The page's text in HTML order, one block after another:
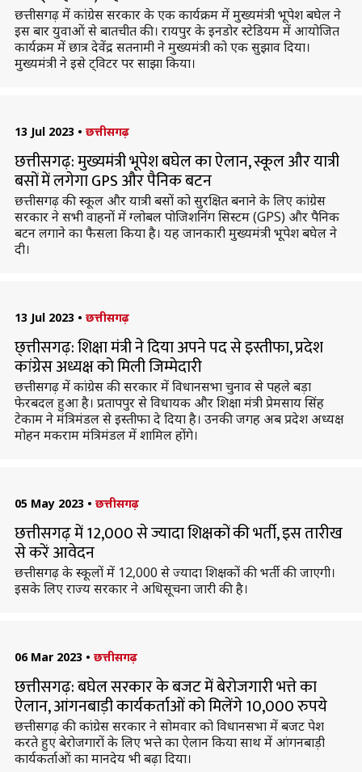
छत्तीसगढ़ में कांग्रेस सरकार के एक कार्यक्रम में मुख्यमंत्री भूपेश बघेल ने
इस बार युवाओं से बातचीत की। रायपुर के इनडोर स्टेडियम में आयोजित
कार्यक्रम में छात्र देवेंद्र सतनामी ने मुख्यमंत्री को एक सुझाव दिया।
मुख्यमंत्री ने इसे ट्विटर पर साझा किया।
13 Jul 2023 • छत्तीसगढ़
छत्तीसगढ़: मुख्यमंत्री भूपेश बघेल का ऐलान, स्कूल और यात्री
बसों में लगेगा GPS और पैनिक बटन
छत्तीसगढ़ की स्कूल और यात्री बसों को सुरक्षित बनाने के लिए कांग्रेस
सरकार ने सभी वाहनों में ग्लोबल पोजिशनिंग सिस्टम (GPS) और पैनिक
बटन लगाने का फैसला किया है। यह जानकारी मुख्यमंत्री भूपेश बघेल ने
दी।
13 Jul 2023 • छत्तीसगढ़
छ्त्तीसगढ़: शिक्षा मंत्री ने दिया अपने पद से इस्तीफा, प्रदेश
कांग्रेस अध्यक्ष को मिली जिम्मेदारी
छत्तीसगढ़ में कांग्रेस की सरकार में विधानसभा चुनाव से पहले बड़ा
फेरबदल हुआ है। प्रतापपुर से विधायक और शिक्षा मंत्री प्रेमसाय सिंह
टेकाम ने मंत्रिमंडल से इस्तीफा दे दिया है। उनकी जगह अब प्रदेश अध्यक्ष
मोहन मकराम मंत्रिमंडल में शामिल होंगे।
05 May 2023 • छत्तीसगढ़
छत्तीसगढ़ में 12,000 से ज्यादा शिक्षकों की भर्ती, इस तारीख
से करें आवेदन
छत्तीसगढ़ के स्कूलों में 12,000 से ज्यादा शिक्षकों की भर्ती की जाएगी।
इसके लिए राज्य सरकार ने अधिसूचना जारी की है।
06 Mar 2023 • छत्तीसगढ़
छत्तीसगढ़: बघेल सरकार के बजट में बेरोजगारी भत्ते का
ऐलान, आंगनबाड़ी कार्यकर्ताओं को मिलेंगे 10,000 रुपये
छत्तीसगढ़ की कांग्रेस सरकार ने सोमवार को विधानसभा में बजट पेश
करते हुए बेरोजगारों के लिए भत्ते का ऐलान किया साथ में आंगनबाड़ी
कार्यकर्ताओं का मानदेय भी बढ़ा दिया।